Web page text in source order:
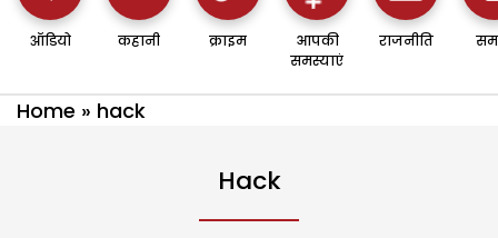
ऑडियो कहानी क्राइम
आपकी
समस्याएं
राजनीति
Home » hack
Hack